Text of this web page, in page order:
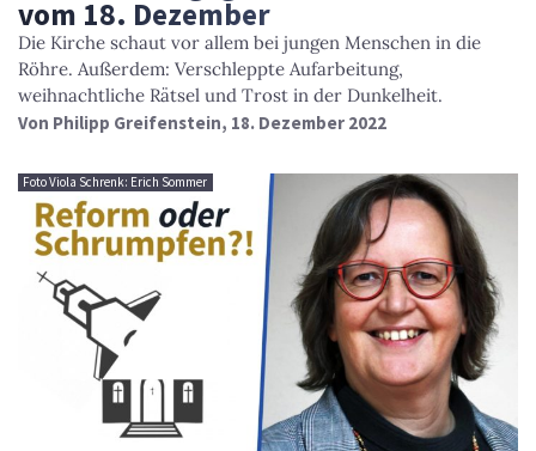
vom 18. Dezember
Die Kirche schaut vor allem bei jungen Menschen in die
Röhre. Außerdem: Verschleppte Aufarbeitung,
weihnachtliche Rätsel und Trost in der Dunkelheit.
Von Philipp Greifenstein, 18. Dezember 2022
Foto Viola Schrenk: Erich Sommer